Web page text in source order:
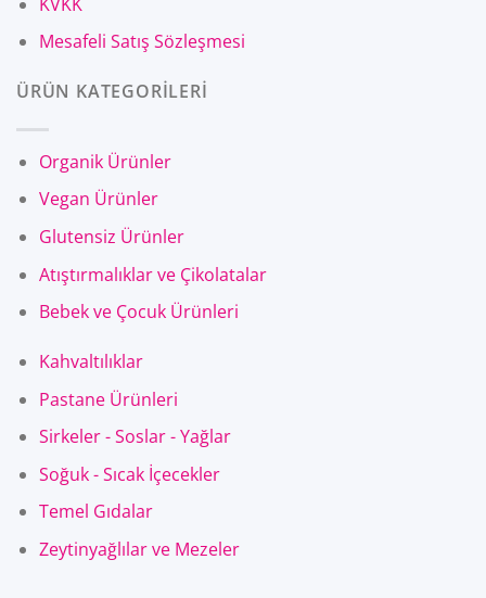
Mesafeli Satış Sözleşmesi
ÜRÜN KATEGORİLERİ
Organik Ürünler
Vegan Ürünler
Glutensiz Ürünler
Atıştırmalıklar ve Çikolatalar
Bebek ve Çocuk Ürünleri
Kahvaltılıklar
Pastane Ürünleri
Sirkeler - Soslar - Yağlar
Soğuk - Sıcak İçecekler
Temel Gıdalar
Zeytinyağlılar ve Mezeler